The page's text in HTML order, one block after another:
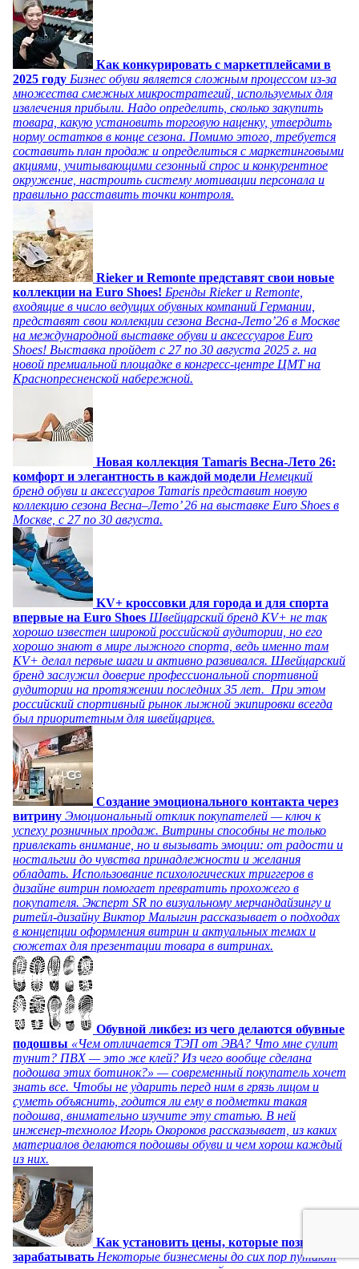
Как конкурировать с маркетплейсами в
2025 году Бизнес обуви является сложным процессом из-за
множества смежных микростратегий, используемых для
извлечения прибыли. Надо определить, сколько закупить
товара, какую установить торговую наценку, утвердить
норму остатков в конце сезона. Помимо этого, требуется
составить план продаж и определиться с маркетинговыми
акциями, учитывающими сезонный спрос и конкурентное
окружение, настроить систему мотивации персонала и
правильно расставить точки контроля.
Rieker и Remonte представят свои новые
коллекции на Euro Shoes! Бренды Rieker и Remonte,
входящие в число ведущих обувных компаний Германии,
представят свои коллекции сезона Весна-Лето’26 в Москве
на международной выставке обуви и аксессуаров Euro
Shoes! Выставка пройдет c 27 по 30 августа 2025 г. на
новой премиальной площадке в конгресс-центре ЦМТ на
Краснопресненской набережной.
Новая коллекция Tamaris Весна-Лето 26:
комфорт и элегантность в каждой модели Немецкий
бренд обуви и аксессуаров Tamaris представит новую
коллекцию сезона Весна–Лето’ 26 на выставке Euro Shoes в
Москве, с 27 по 30 августа.
KV+ кроссовки для города и для спорта
впервые на Euro Shoes Швейцарский бренд KV+ не так
хорошо известен широкой российской аудитории, но его
хорошо знают в мире лыжного спорта, ведь именно там
KV+ делал первые шаги и активно развивался. Швейцарский
бренд заслужил доверие профессиональной спортивной
аудитории на протяжении последних 35 лет. При этом
российский спортивный рынок лыжной экипировки всегда
был приоритетным для швейцарцев.
Создание эмоционального контакта через
витрину Эмоциональный отклик покупателей — ключ к
успеху розничных продаж. Витрины способны не только
привлекать внимание, но и вызывать эмоции: от радости и
ностальгии до чувства принадлежности и желания
обладать. Использование психологических триггеров в
дизайне витрин помогает превратить прохожего в
покупателя. Эксперт SR по визуальному мерчандайзингу и
ритейл-дизайну Виктор Малыгин рассказывает о подходах
в концепции оформления витрин и актуальных темах и
сюжетах для презентации товара в витринах.
Обувной ликбез: из чего делаются обувные
подошвы «Чем отличается ТЭП от ЭВА? Что мне сулит
тунит? ПВХ — это же клей? Из чего вообще сделана
подошва этих ботинок?» — современный покупатель хочет
знать все. Чтобы не ударить перед ним в грязь лицом и
суметь объяснить, годится ли ему в подметки такая
подошва, внимательно изучите эту статью. В ней
инженер-технолог Игорь Окороков рассказывает, из каких
материалов делаются подошвы обуви и чем хорош каждый
из них.
Как установить цены, которые позволят
зарабатывать Некоторые бизнесмены до сих пор путают